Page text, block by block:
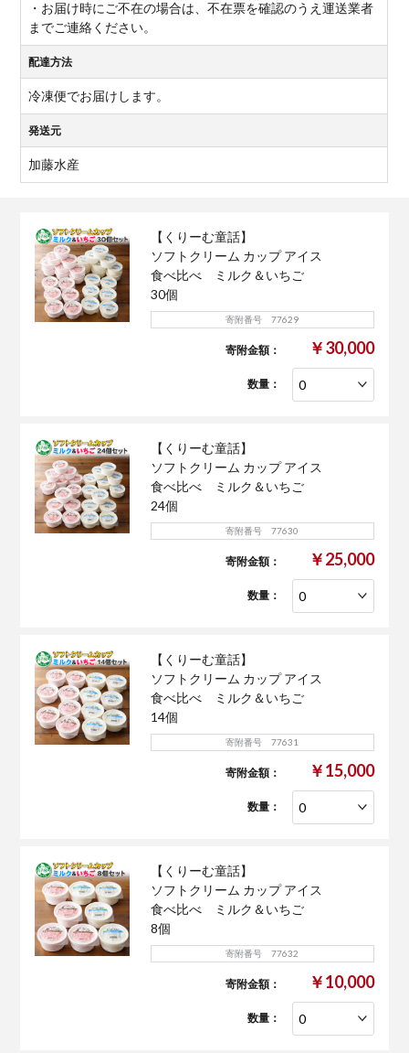
・お届け時にご不在の場合は、不在票を確認のうえ運送業者
までご連絡ください。
配達方法
冷凍便でお届けします。
発送元
加藤水産
【くりーむ童話】
ソフトクリーム カップ アイス
食べ比べ ミルク＆いちご
30個
寄附番号 77629
寄附金額： ￥30,000
数量：
【くりーむ童話】
ソフトクリーム カップ アイス
食べ比べ ミルク＆いちご
24個
寄附番号 77630
寄附金額： ￥25,000
数量：
【くりーむ童話】
ソフトクリーム カップ アイス
食べ比べ ミルク＆いちご
14個
寄附番号 77631
寄附金額： ￥15,000
数量：
【くりーむ童話】
ソフトクリーム カップ アイス
食べ比べ ミルク＆いちご
8個
寄附番号 77632
寄附金額： ￥10,000
数量：